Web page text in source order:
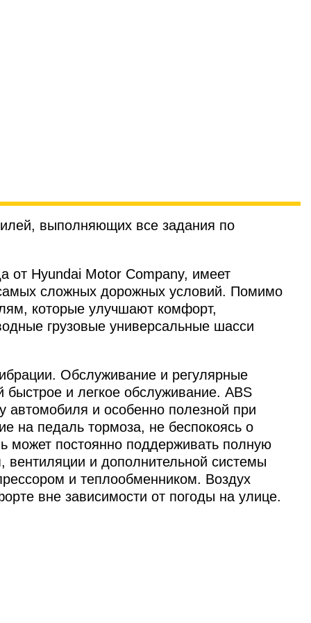
выполняющих все задания по
от Hyundai Motor Company, имеет
сложных дорожных условий. Помимо
которые улучшают комфорт,
грузовые универсальные шасси
Обслуживание и регулярные
и легкое обслуживание. ABS
автомобиля и особенно полезной при
на педаль тормоза, не беспокоясь о
может постоянно поддерживать полную
вентиляции и дополнительной системы
и теплообменником. Воздух
вне зависимости от погоды на улице.